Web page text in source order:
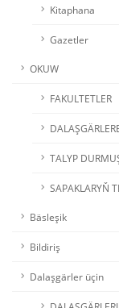
Kitaphana
Gazetler
OKUW
FAKULTETLER
TALYP
SAPAKLARYŇ
Bäsleşik
Bildiriş
Dalaşgärler üçin